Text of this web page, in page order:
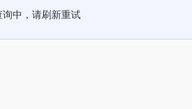
询中，请刷新重试